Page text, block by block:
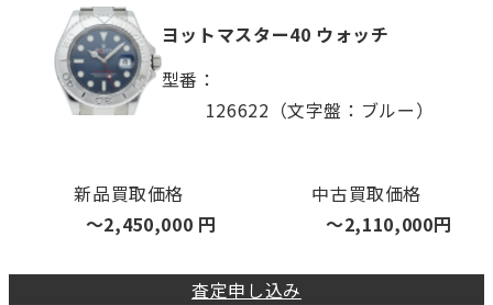
ヨットマスター40 ウォッチ
型番
126622（文字盤：ブルー）
新品買取価格
〜2,450,000 円
中古買取価格
〜2,110,000円
査定申し込み